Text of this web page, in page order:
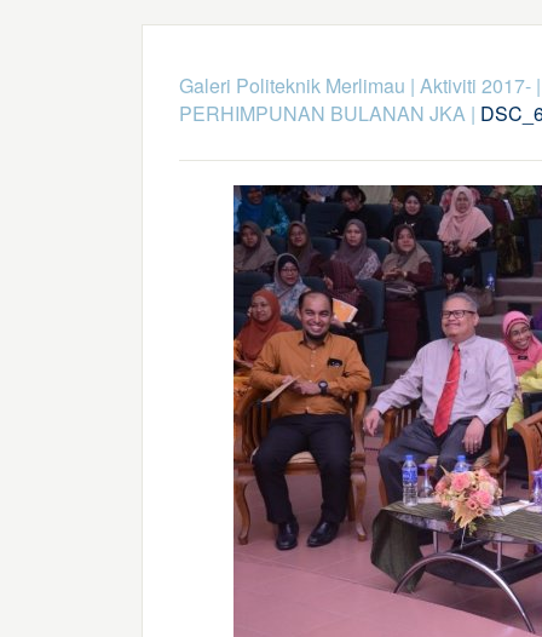
Galeri Politeknik Merlimau | Aktiviti 2017-
PERHIMPUNAN BULANAN JKA|